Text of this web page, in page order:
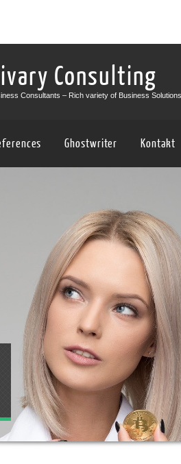
Consulting
Consultants – Rich variety of Business Solutions
Ghostwriter Kontakt